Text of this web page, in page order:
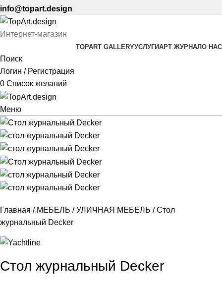
info@topart.design
Интернет-магазин
TOPART GALLERYУСЛУГИАРТ ЖУРНАЛО НАС
Поиск
Логин / Регистрация
0 Список желаний
Меню
Главная МЕБЕЛЬ УЛИЧНАЯ МЕБЕЛЬ
Стол
журнальный Decker
Стол журнальный Decker